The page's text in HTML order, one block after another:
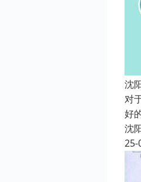
沈
对
好
沈
25-